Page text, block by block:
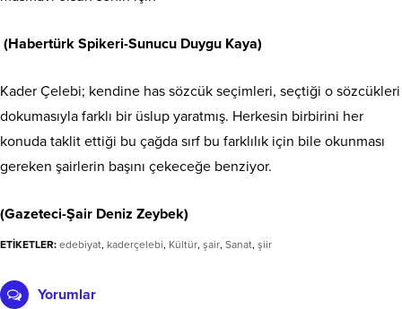
(Habertürk Spikeri-Sunucu Duygu Kaya)
Kader Çelebi; kendine has sözcük seçimleri, seçtiği o sözcükleri
dokumasıyla farklı bir üslup yaratmış. Herkesin birbirini her
konuda taklit ettiği bu çağda sırf bu farklılık için bile okunması
gereken şairlerin başını çekeceğe benziyor.
(Gazeteci-Şair Deniz Zeybek)
ETİKETLER: edebiyat, kaderçelebi, Kültür, şair, Sanat, şiir
Yorumlar